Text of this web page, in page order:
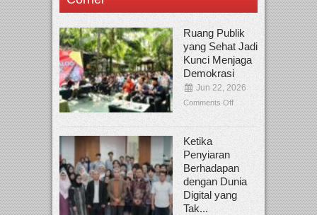
Ruang Publik
yang Sehat Jadi
Kunci Menjaga
Demokrasi
Jun 22, 2026
Comments Off
Ketika
Penyiaran
Berhadapan
dengan Dunia
Digital yang
Tak...